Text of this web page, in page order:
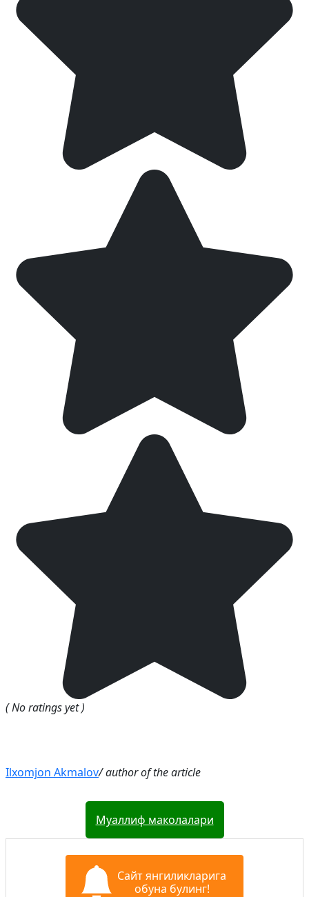
( No ratings yet )
Ilxomjon Akmalov/ author of the article
Муаллиф маколалари
Сайт янгиликларига
обуна булинг!